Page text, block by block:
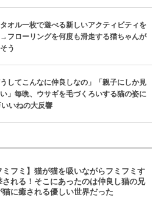
オル一枚で遊べる新しいアクティビティを
フローリングを何度も滑走する猫ちゃんが
う
うしてこんなに仲良しなの」「親子にしか見
」毎晩、ウサギを毛づくろいする猫の姿に
いねの大反響
ミフミ】猫が猫を吸いながらフミフミす
される！そこにあったのは仲良し猫の兄
に癒される優しい世界だった